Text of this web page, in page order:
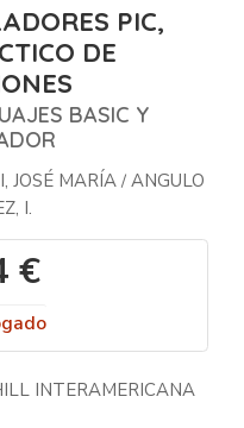
PIC,
DE
BASIC Y
JOSÉ MARÍA / ANGULO
I.
€
INTERAMERICANA